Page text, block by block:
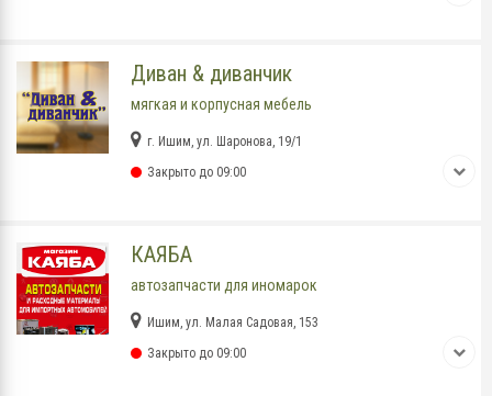
Диван & диванчик
мягкая и корпусная мебель
г. Ишим, ул. Шаронова, 19/1
Закрыто до 09:00
КАЯБА
автозапчасти для иномарок
Ишим, ул. Малая Садовая, 153
Закрыто до 09:00